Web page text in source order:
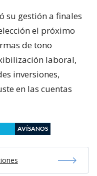
su gestión a finales
el próximo
de tono
laboral,
inversiones,
en las cuentas
AVÍSANOS